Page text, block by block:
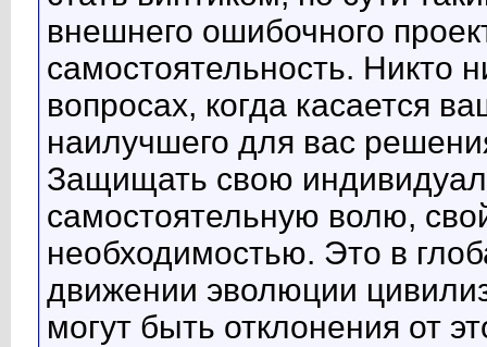
внешнего ошибочного
самостоятельность. Никто
вопросах, когда касается
наилучшего для вас
Защищать свою
самостоятельную волю,
необходимостью. Это в
движении эволюции
могут быть отклонения от